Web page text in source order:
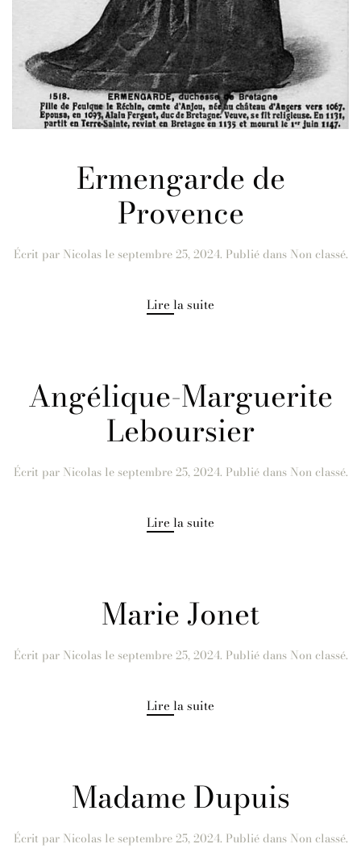
Ermengarde de
Provence
Écrit par Nicolasleseptembre 25, 2024. Publié dans Non classé.
Lire la suite
Angélique-Marguerite
Leboursier
Écrit par Nicolasleseptembre 25, 2024. Publié dans Non classé.
Lire la suite
Marie Jonet
Écrit par Nicolasleseptembre 25, 2024. Publié dans Non classé.
Lire la suite
Madame Dupuis
Écrit par Nicolasleseptembre 25, 2024. Publié dans Non classé.